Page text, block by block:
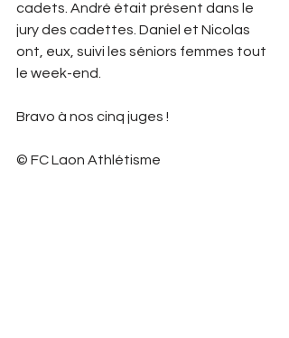
cadets. André était présent dans le
jury des cadettes. Daniel et Nicolas
ont, eux, suivi les séniors femmes tout
le week-end.
Bravo à nos cinq juges !
© FC Laon Athlétisme